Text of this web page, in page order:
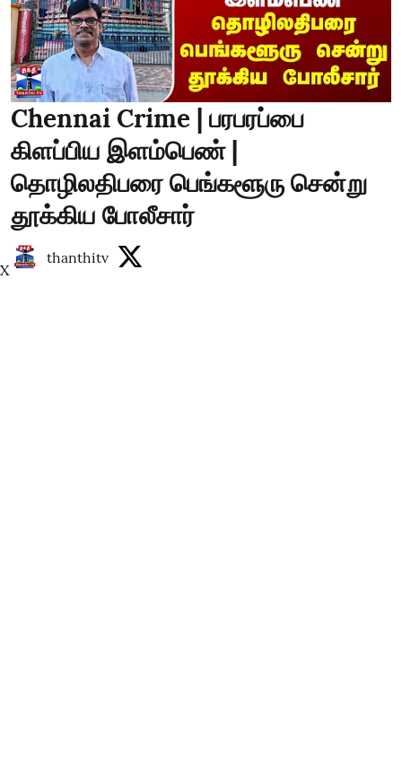
Chennai Crime | பரபரப்பை
கிளப்பிய இளம்பெண் |
தொழிலதிபரை பெங்களூரு சென்று
தூக்கிய போலீசார்
thanthitv
X